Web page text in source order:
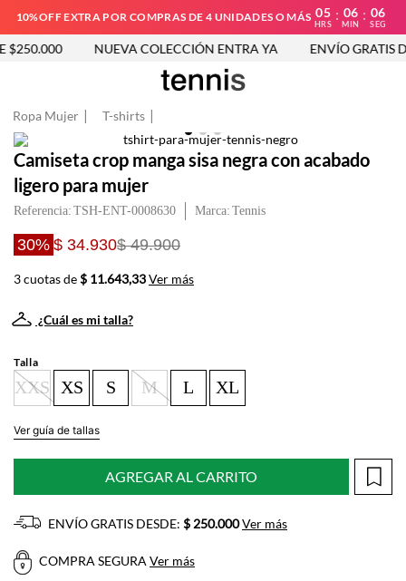
10%OFF EXTRA POR COMPRAS DE 4 UNIDADES O MÁS 05
HRS
: 06
MIN
: 06
SEG
NUEVA COLECCIÓN ENTRA YA ENVÍO GRATIS
Ropa Mujer T-shirts
Camiseta crop manga sisa negra con acabado
ligero para mujer
Referencia: TSH-ENT-0008630 Tennis
30% $ 34.930$ 49.900
3 cuotas de$ 11.643,33Ver más
¿Cuál es mi talla?
Talla
XXS XS S M L XL
Ver guía de tallas
AGREGAR AL CARRITO
ENVÍO GRATIS DESDE: $ 250.000Ver más
COMPRA SEGURA Ver más